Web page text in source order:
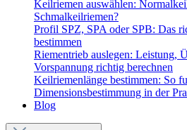
Keilriemen auswählen:
Schmalkeilriemen?
Profil SPZ, SPA oder SPB: Das
bestimmen
Riementrieb auslegen: Leistung,
Vorspannung richtig berechnen
Keilriemenlänge bestimmen: So
Dimensionsbestimmung in der
Blog